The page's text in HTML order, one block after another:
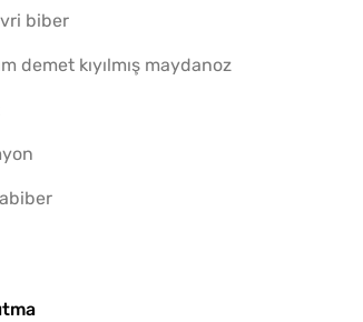
biber
demet kıyılmış maydanoz